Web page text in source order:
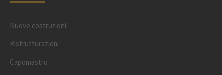
Nuove costruzioni
Ristrutturazioni
Capomastro